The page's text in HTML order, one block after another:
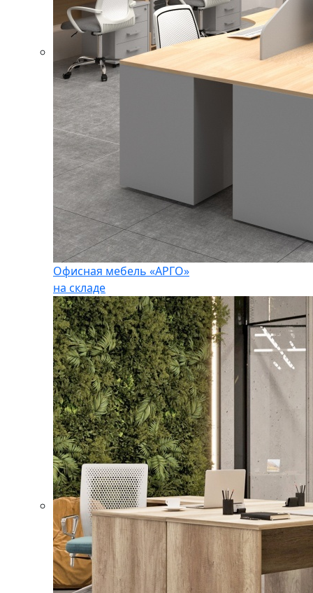
Офисная мебель «АРГО»
на складе